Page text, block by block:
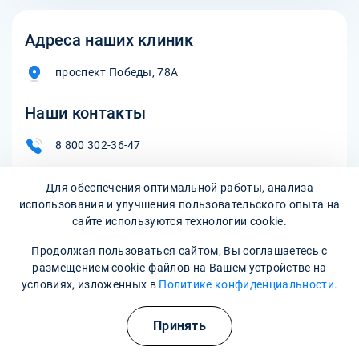
Адреса наших клиник
проспект Победы, 78А
Наши контакты
8 800 302-36-47
Для обеспечения оптимальной работы, анализа
использования и улучшения пользовательского опыта на
сайте используются технологии cookie.
Продолжая пользоваться сайтом, Вы соглашаетесь с
размещением cookie-файлов на Вашем устройстве на
условиях, изложенных в Политике конфиденциальности.
Принять